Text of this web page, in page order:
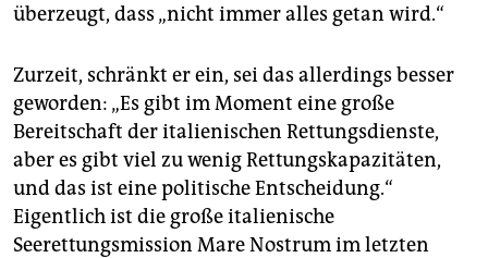
überzeugt, dass „nicht immer alles getan wird.“
Zurzeit, schränkt er ein, sei das allerdings besser
geworden: „Es gibt im Moment eine große
Bereitschaft der italienischen Rettungsdienste,
aber es gibt viel zu wenig Rettungskapazitäten,
und das ist eine politische Entscheidung.“
Eigentlich ist die große italienische
Seerettungsmission Mare Nostrum im letzten